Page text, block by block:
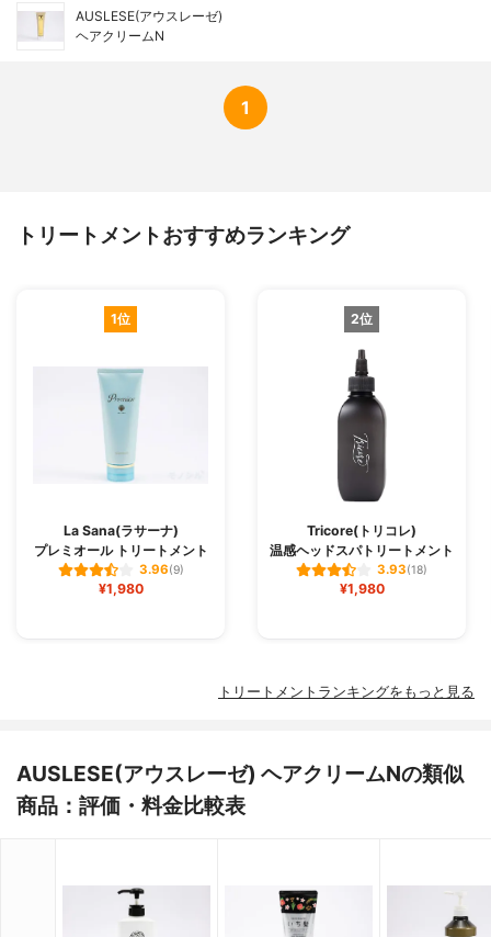
AUSLESE(アウスレーゼ)
ヘアクリームN
1
トリートメントおすすめランキング
1位
La Sana(ラサーナ)
プレミオール トリートメント
3.96(9)
¥1,980
2位
Tricore(トリコレ)
温感ヘッドスパトリートメント
3.93(18)
¥1,980
トリートメントランキングをもっと見る
AUSLESE(アウスレーゼ) ヘアクリームNの類似
商品：評価・料金比較表